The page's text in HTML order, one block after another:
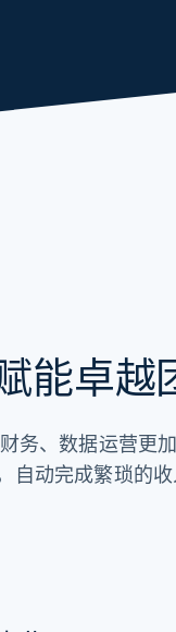
能卓越
务、数据运营更
动完成繁琐的收